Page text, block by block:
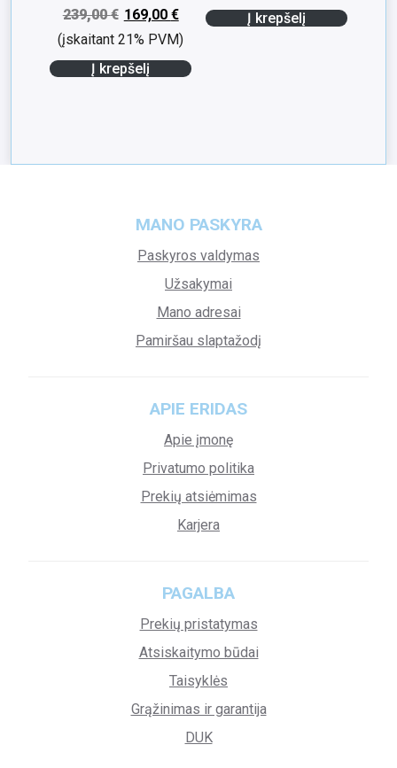
239,00€ 169,00 €
(įskaitant 21% PVM)
Į krepšelį
Į krepšelį
MANO PASKYRA
Paskyros valdymas
Užsakymai
Mano adresai
Pamiršau slaptažodį
APIE ERIDAS
Apie įmonę
Privatumo politika
Prekių atsiėmimas
Karjera
PAGALBA
Prekių pristatymas
Atsiskaitymo būdai
Taisyklės
Grąžinimas ir garantija
DUK